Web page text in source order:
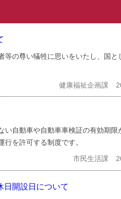
の尊い犠牲に思いをいたし、国と
健康福祉企画課
自動車や自動車車検証の有効期限
を許可する制度です。
市民生活課
日開設日について